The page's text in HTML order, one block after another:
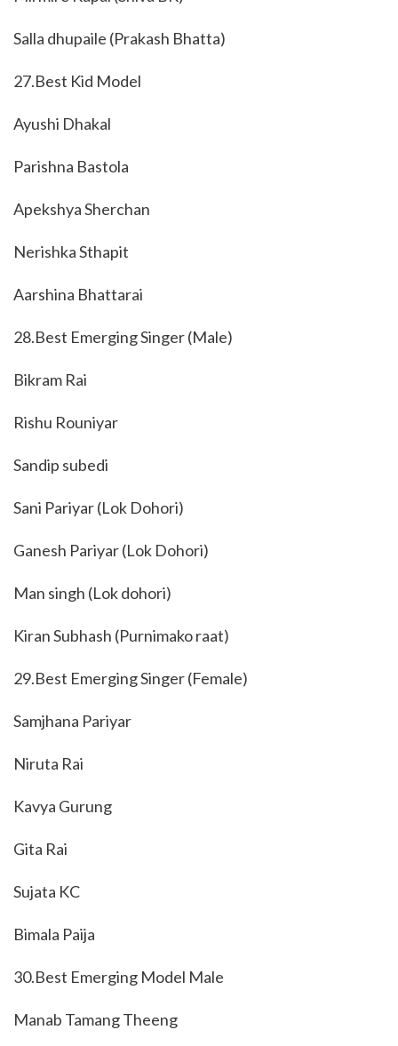
Salla dhupaile (Prakash Bhatta)
27.Best Kid Model
Ayushi Dhakal
Parishna Bastola
Apekshya Sherchan
Nerishka Sthapit
Aarshina Bhattarai
28.Best Emerging Singer (Male)
Bikram Rai
Rishu Rouniyar
Sandip subedi
Sani Pariyar (Lok Dohori)
Ganesh Pariyar (Lok Dohori)
Man singh (Lok dohori)
Kiran Subhash (Purnimako raat)
29.Best Emerging Singer (Female)
Samjhana Pariyar
Niruta Rai
Kavya Gurung
Gita Rai
Sujata KC
Bimala Paija
30.Best Emerging Model Male
Manab Tamang Theeng